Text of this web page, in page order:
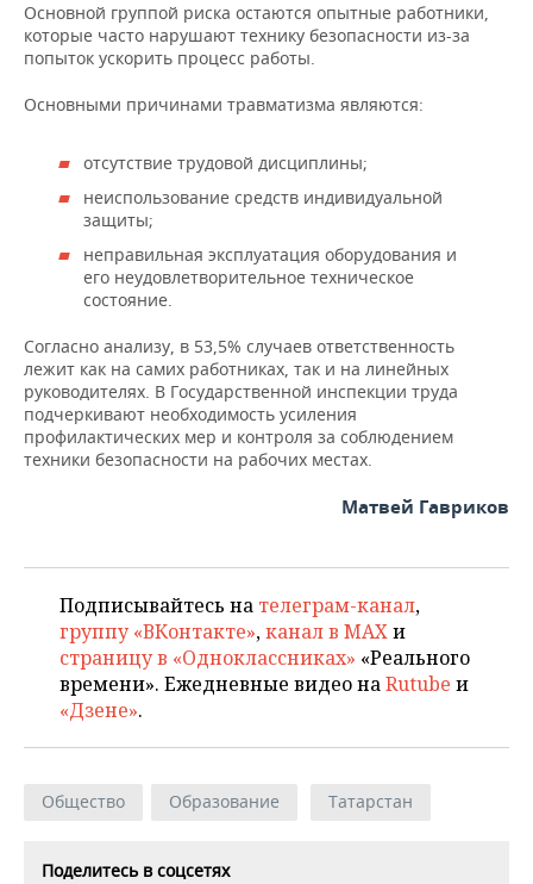
Основной группой риска остаются опытные работники,
которые часто нарушают технику безопасности из-за
попыток ускорить процесс работы.
Основными причинами травматизма являются:
отсутствие трудовой дисциплины;
неиспользование средств индивидуальной
защиты;
неправильная эксплуатация оборудования и
его неудовлетворительное техническое
состояние.
Согласно анализу, в 53,5% случаев ответственность
лежит как на самих работниках, так и на линейных
руководителях. В Государственной инспекции труда
подчеркивают необходимость усиления
профилактических мер и контроля за соблюдением
техники безопасности на рабочих местах.
Матвей Гавриков
Подписывайтесь на телеграм-канал,
группу «ВКонтакте»,канал в MAXи
страницу в «Одноклассниках» «Реального
времени». Ежедневные видео наRutube и
«Дзене».
Общество Образование Татарстан
Поделитесь в соцсетях